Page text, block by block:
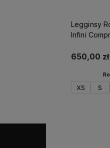
Legginsy
Infini
650,00 zł
XS S